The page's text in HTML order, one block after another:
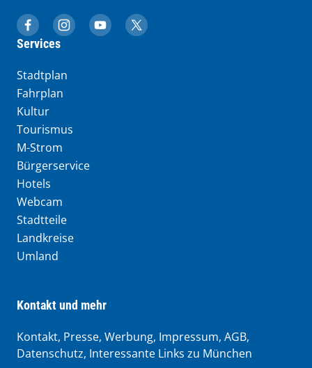
muenchen.de auf Facebook
muenchen.de auf Instagram
muenchen.de auf YouTube
muenchen.de auf X
Services
Stadtplan
Fahrplan
Kultur
Tourismus
M-Strom
Bürgerservice
Hotels
Webcam
Stadtteile
Landkreise
Umland
Kontakt und mehr
Kontakt, Presse, Werbung, Impressum, AGB,
Datenschutz, Interessante Links zu München